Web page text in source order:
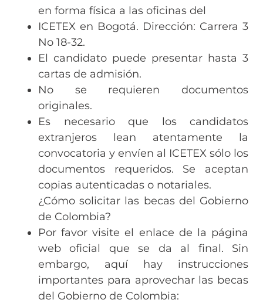
en forma física a las oficinas del
ICETEX en Bogotá. Dirección: Carrera 3
No 18-32.
El candidato puede presentar hasta 3
cartas de admisión.
No se requieren documentos
originales.
Es necesario que los candidatos
extranjeros lean atentamente la
convocatoria y envíen al ICETEX sólo los
documentos requeridos. Se aceptan
copias autenticadas o notariales.
¿Cómo solicitar las becas del Gobierno
de Colombia?
Por favor visite el enlace de la página
web oficial que se da al final. Sin
embargo, aquí hay instrucciones
importantes para aprovechar las becas
del Gobierno de Colombia: